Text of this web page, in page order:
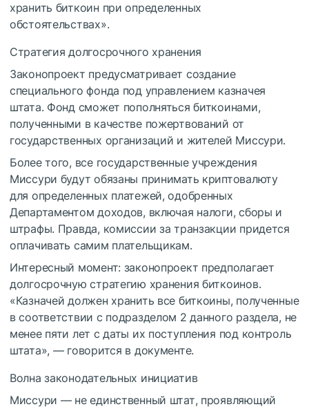
хранить биткоин при определенных
обстоятельствах».
Стратегия долгосрочного хранения
Законопроект предусматривает создание
специального фонда под управлением казначея
штата. Фонд сможет пополняться биткоинами,
полученными в качестве пожертвований от
государственных организаций и жителей Миссури.
Более того, все государственные учреждения
Миссури будут обязаны принимать криптовалюту
для определенных платежей, одобренных
Департаментом доходов, включая налоги, сборы и
штрафы. Правда, комиссии за транзакции придется
оплачивать самим плательщикам.
Интересный момент: законопроект предполагает
долгосрочную стратегию хранения биткоинов.
«Казначей должен хранить все биткоины, полученные
в соответствии с подразделом 2 данного раздела, не
менее пяти лет с даты их поступления под контроль
штата», — говорится в документе.
Волна законодательных инициатив
Миссури — не единственный штат, проявляющий